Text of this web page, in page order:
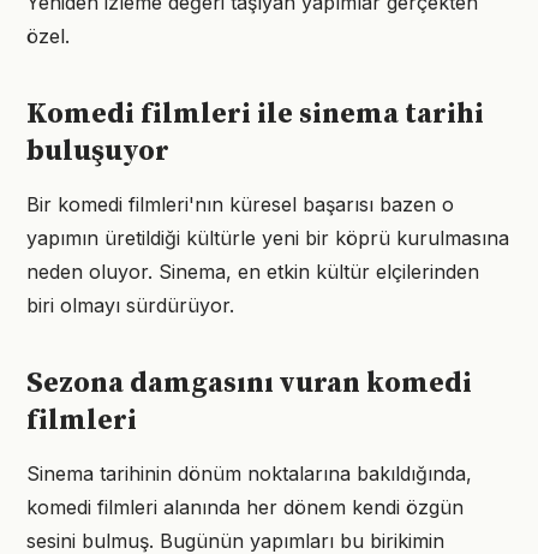
özel.
Komedi filmleri ile sinema tarihi
buluşuyor
Bir komedi filmleri'nın küresel başarısı bazen o
yapımın üretildiği kültürle yeni bir köprü kurulmasına
neden oluyor. Sinema, en etkin kültür elçilerinden
biri olmayı sürdürüyor.
Sezona damgasını vuran komedi
filmleri
Sinema tarihinin dönüm noktalarına bakıldığında,
komedi filmleri alanında her dönem kendi özgün
sesini bulmuş. Bugünün yapımları bu birikimin